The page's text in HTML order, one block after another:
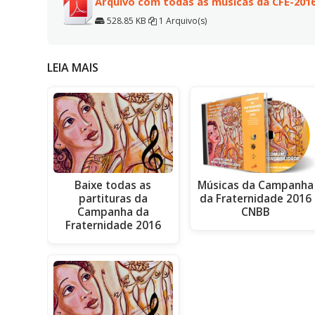
528.85 KB 1 Arquivo(s)
LEIA MAIS
Baixe todas as
partituras da
Campanha da
Fraternidade 2016
Músicas da Campanha
da Fraternidade 2016
CNBB